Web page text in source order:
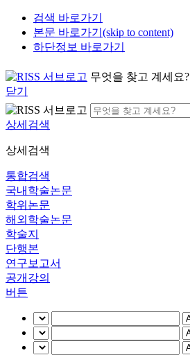
검색 바로가기
본문 바로가기(skip to content)
하단정보 바로가기
무엇을 찾고 계세요?
닫기
상세검색
상세검색
통합검색
국내학술논문
학위논문
해외학술논문
학술지
단행본
연구보고서
공개강의
버튼